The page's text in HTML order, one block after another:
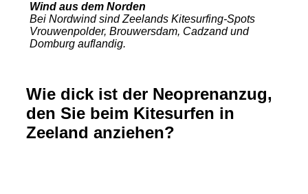
Wind aus dem Norden
Bei Nordwind sind Zeelands Kitesurfing-Spots
Vrouwenpolder, Brouwersdam, Cadzand und
Domburg auflandig.
Wie dick ist der Neoprenanzug,
den Sie beim Kitesurfen in
Zeeland anziehen?